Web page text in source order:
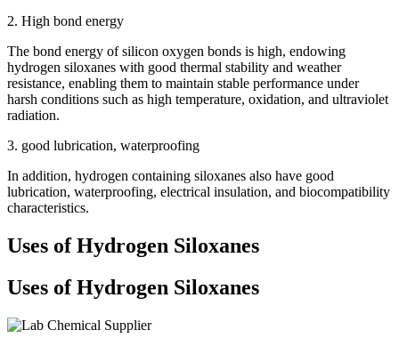
2. High bond energy
The bond energy of silicon oxygen bonds is high, endowing
hydrogen siloxanes with good thermal stability and weather
resistance, enabling them to maintain stable performance under
harsh conditions such as high temperature, oxidation, and ultraviolet
radiation.
3. good lubrication, waterproofing
In addition, hydrogen containing siloxanes also have good
lubrication, waterproofing, electrical insulation, and biocompatibility
characteristics.
Uses of Hydrogen Siloxanes
Uses of Hydrogen Siloxanes